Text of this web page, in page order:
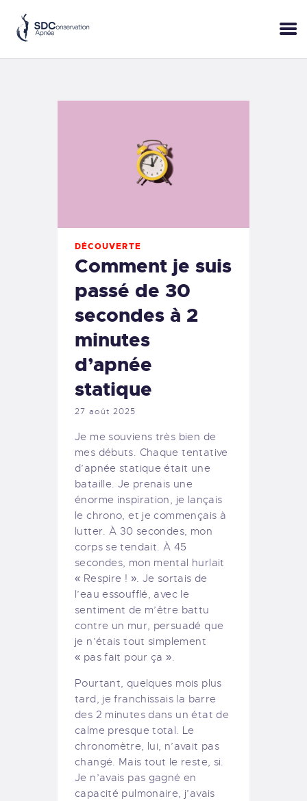
ACCUEIL
+33 (6) 95 50 18 95
DÉCOUVERTE
Comment je suis
passé de 30
secondes à 2
minutes
d’apnée
statique
27 août 2025
Je me souviens très bien de
mes débuts. Chaque tentative
d’apnée statique était une
bataille. Je prenais une
énorme inspiration, je lançais
le chrono, et je commençais à
lutter. À 30 secondes, mon
corps se tendait. À 45
secondes, mon mental hurlait
« Respire ! ». Je sortais de
l’eau essoufflé, avec le
sentiment de m’être battu
contre un mur, persuadé que
je n’étais tout simplement
« pas fait pour ça ».
Pourtant, quelques mois plus
tard, je franchissais la barre
des 2 minutes dans un état de
calme presque total. Le
chronomètre, lui, n’avait pas
changé. Mais tout le reste, si.
Je n’avais pas gagné en
capacité pulmonaire, j’avais